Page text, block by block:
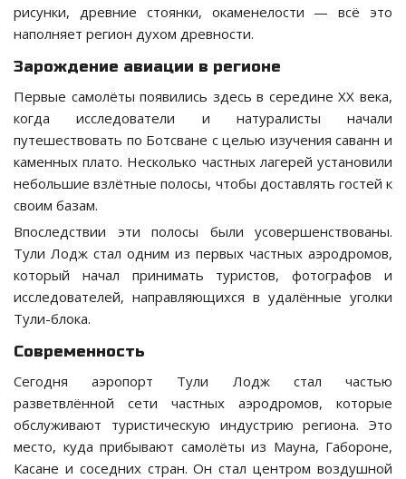
рисунки, древние стоянки, окаменелости — всё это
наполняет регион духом древности.
Зарождение авиации в регионе
Первые самолёты появились здесь в середине XX века,
когда исследователи и натуралисты начали
путешествовать по Ботсване с целью изучения саванн и
каменных плато. Несколько частных лагерей установили
небольшие взлётные полосы, чтобы доставлять гостей к
своим базам.
Впоследствии эти полосы были усовершенствованы.
Тули Лодж стал одним из первых частных аэродромов,
который начал принимать туристов, фотографов и
исследователей, направляющихся в удалённые уголки
Тули-блока.
Современность
Сегодня аэропорт Тули Лодж стал частью
разветвлённой сети частных аэродромов, которые
обслуживают туристическую индустрию региона. Это
место, куда прибывают самолёты из Мауна, Габороне,
Касане и соседних стран. Он стал центром воздушной